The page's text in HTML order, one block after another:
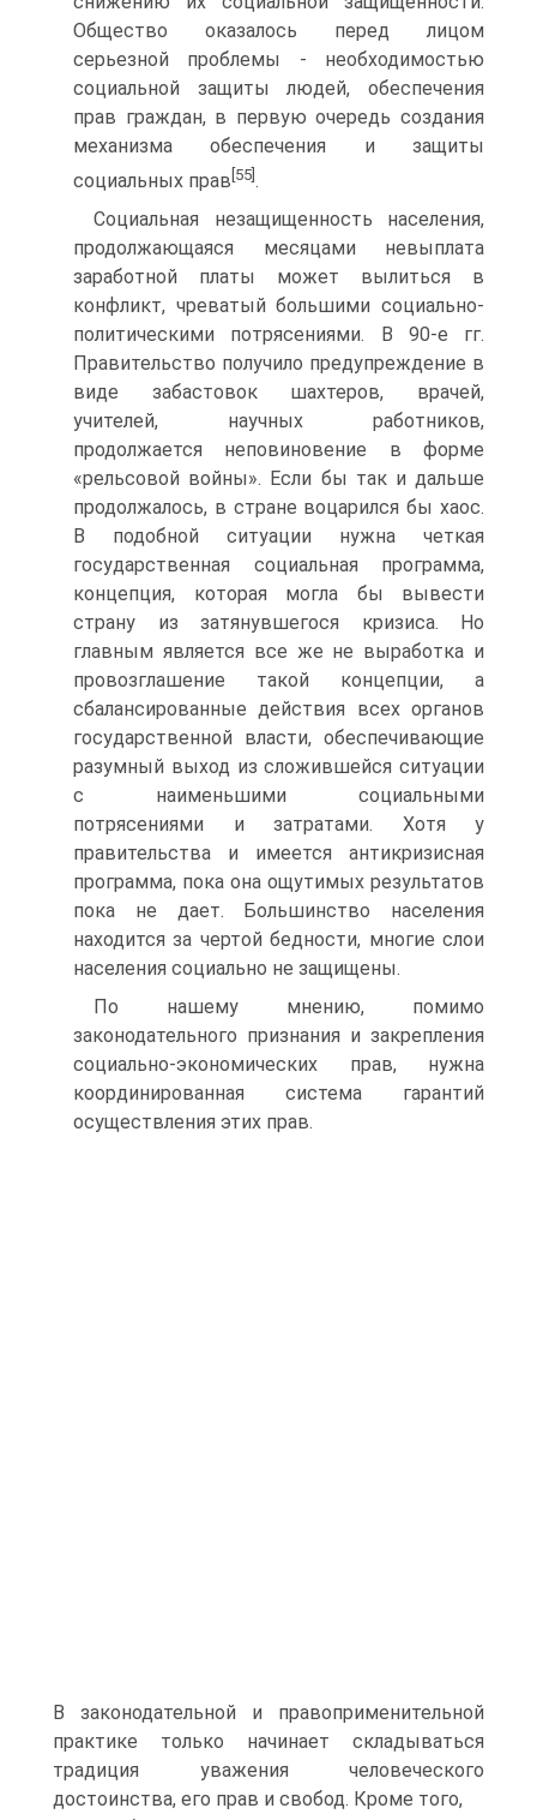
Общество оказалось перед лицом
серьезной проблемы - необходимостью
социальной защиты людей, обеспечения
прав граждан, в первую очередь создания
механизма обеспечения и защиты
социальных прав [55] .
Социальная незащищенность населения,
продолжающаяся месяцами невыплата
заработной платы может вылиться в
конфликт, чреватый большими социально-
политическими потрясениями. В 90-е гг.
Правительство получило предупреждение в
виде забастовок шахтеров, врачей,
учителей, научных работников,
продолжается неповиновение в форме
«рельсовой войны». Если бы так и дальше
продолжалось, в стране воцарился бы хаос.
В подобной ситуации нужна четкая
государственная социальная программа,
концепция, которая могла бы вывести
страну из затянувшегося кризиса. Но
главным является все же не выработка и
провозглашение такой концепции, а
сбалансированные действия всех органов
государственной власти, обеспечивающие
разумный выход из сложившейся ситуации
с наименьшими социальными
потрясениями и затратами. Хотя у
правительства и имеется антикризисная
программа, пока она ощутимых результатов
пока не дает. Большинство населения
находится за чертой бедности, многие слои
населения социально не защищены.
По нашему мнению, помимо
законодательного признания и закрепления
социально-экономических прав, нужна
координированная система гарантий
осуществления этих прав.
В законодательной и правоприменительной
практике только начинает складываться
традиция уважения человеческого
достоинства, его прав и свобод. Кроме того,